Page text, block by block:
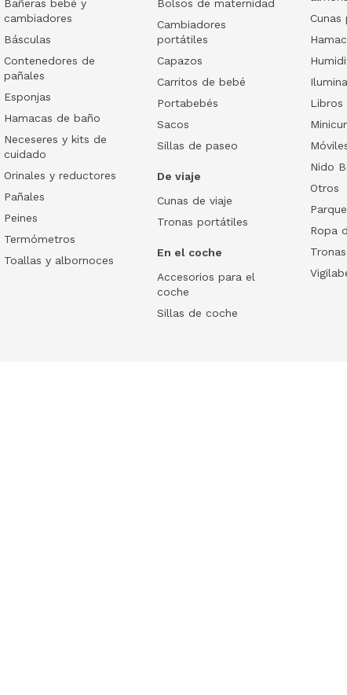
Bañeras bebé y
cambiadores
Básculas
Contenedores de
pañales
Esponjas
Hamacas de baño
Neceseres y kits de
cuidado
Orinales y reductores
Pañales
Peines
Termómetros
Toallas y albornoces
Bolsos de maternidad
Cambiadores
portátiles
Capazos
Carritos de bebé
Portabebés
Sacos
Sillas de paseo
De viaje
Cunas de viaje
Tronas portátiles
En el coche
Accesorios para el
coche
Sillas de coche
Cunas
Libros
Nido
Otros
Ropa
Tronas